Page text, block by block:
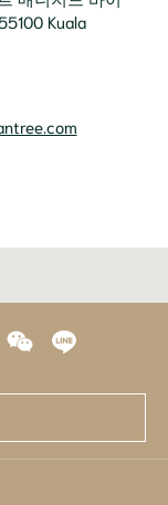
Kuala